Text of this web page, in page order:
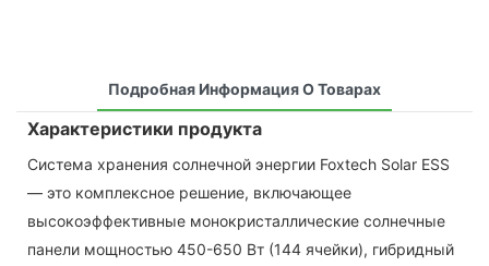
Подробная Информация О Товарах
Характеристики продукта
Система хранения солнечной энергии Foxtech Solar ESS
— это комплексное решение, включающее
высокоэффективные монокристаллические солнечные
панели мощностью 450-650 Вт (144 ячейки), гибридный